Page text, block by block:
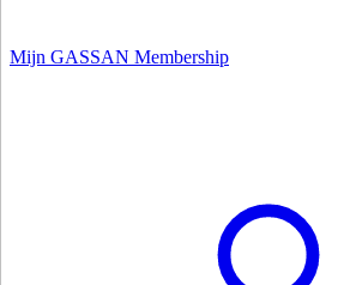
Mijn GASSAN Membership